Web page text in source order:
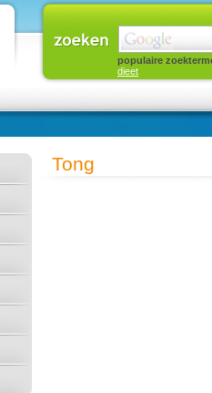
populaire
dieet
Tong